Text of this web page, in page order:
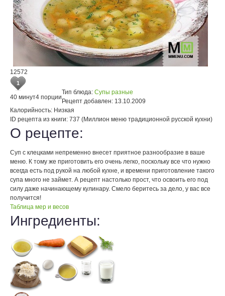
12572
1
40 минут4 порции
Тип блюда: Супы разные
Рецепт добавлен: 13.10.2009
Калорийность: Низкая
ID рецепта из книги: 737 (Миллион меню традиционной русской кухни)
О рецепте:
Суп с клецками непременно внесет приятное разнообразие в ваше
меню. К тому же приготовить его очень легко, поскольку все что нужно
всегда есть под рукой на любой кухне, и времени приготовление такого
супа много не займет. А рецепт настолько прост, что освоить его под
силу даже начинающему кулинару. Смело беритесь за дело, у вас все
получится!
Таблица мер и весов
Ингредиенты: